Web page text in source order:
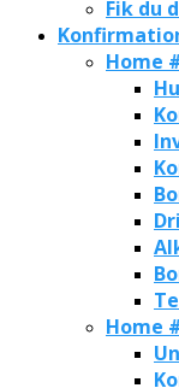
Fik du
Home
Home